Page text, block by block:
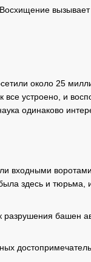
вызывает
около 25
устроено, и
одинаково
входными
здесь и тюрьма,
разрушения башен